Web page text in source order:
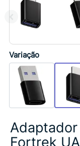
Variação
Adaptador
Fortrek